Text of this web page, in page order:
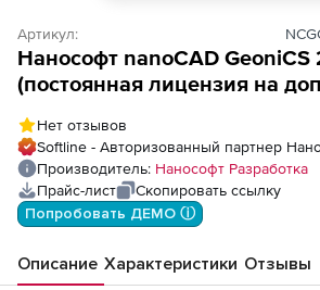
Артикул:
Нанософт nanoCAD GeoniCS
(постоянная лицензия на
Нет отзывов
Softline - Авторизованный партнер
Производитель: Нанософт Разработка
Прайс-лист
Скопировать ссылку
Попробовать ДЕМО ⓘ
Описание Характеристики Отзывы